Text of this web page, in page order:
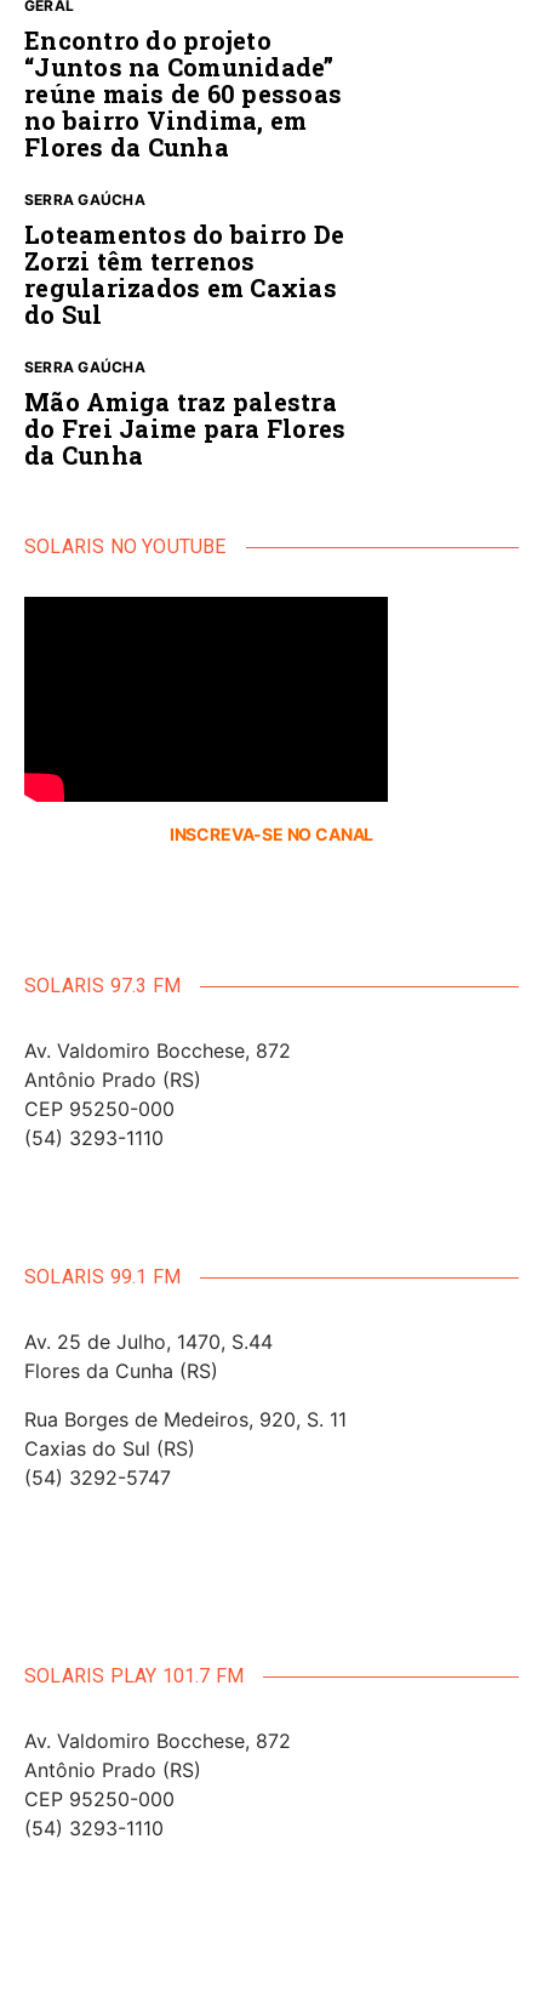
GERAL
Encontro do projeto
“Juntos na Comunidade”
reúne mais de 60 pessoas
no bairro Vindima, em
Flores da Cunha
SERRA GAÚCHA
Loteamentos do bairro De
Zorzi têm terrenos
regularizados em Caxias
do Sul
SERRA GAÚCHA
Mão Amiga traz palestra
do Frei Jaime para Flores
da Cunha
SOLARIS NO YOUTUBE
INSCREVA-SE NO CANAL
SOLARIS 97.3 FM
Av. Valdomiro Bocchese, 872
Antônio Prado (RS)
CEP 95250-000
(54) 3293-1110
SOLARIS 99.1 FM
Av. 25 de Julho, 1470, S.44
Flores da Cunha (RS)
Rua Borges de Medeiros, 920, S. 11
Caxias do Sul (RS)
(54) 3292-5747
SOLARIS PLAY 101.7 FM
Av. Valdomiro Bocchese, 872
Antônio Prado (RS)
CEP 95250-000
(54) 3293-1110